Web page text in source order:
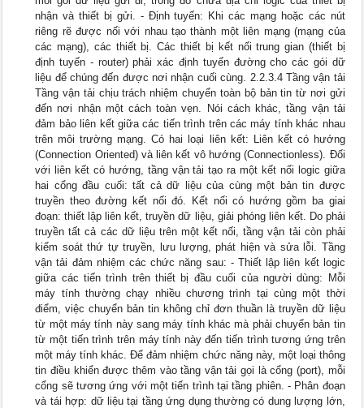
nhận và thiết bị gửi. - Định tuyến: Khi các mạng hoặc các nút
riêng rẽ được nối với nhau tạo thành một liên mạng (mạng của
các mạng), các thiết bị. Các thiết bị kết nối trung gian (thiết bị
định tuyến - router) phải xác định tuyến đường cho các gói dữ
liệu để chúng đến được nơi nhận cuối cùng. 2.2.3.4 Tầng vận tải
Tầng vận tải chịu trách nhiệm chuyển toàn bộ bản tin từ nơi gửi
đến nơi nhận một cách toàn vẹn. Nói cách khác, tầng vận tải
đảm bảo liên kết giữa các tiến trình trên các máy tính khác nhau
trên môi trường mạng. Có hai loại liên kết: Liên kết có hướng
(Connection Oriented) và liên kết vô hướng (Connectionless). Đối
với liên kết có hướng, tầng vận tải tạo ra một kết nối logic giữa
hai cổng đầu cuối: tất cả dữ liệu của cùng một bản tin được
truyền theo đường kết nối đó. Kết nối có hướng gồm ba giai
đoạn: thiết lập liên kết, truyền dữ liệu, giải phóng liên kết. Do phải
truyền tất cả các dữ liệu trên một kết nối, tầng vận tải còn phải
kiểm soát thứ tự truyền, lưu lượng, phát hiện và sửa lỗi. Tầng
vận tải đảm nhiệm các chức năng sau: - Thiết lập liên kết logic
giữa các tiến trình trên thiết bị đầu cuối của người dùng: Mỗi
máy tính thường chạy nhiều chương trình tại cùng một thời
điểm, việc chuyển bản tin không chỉ đơn thuần là truyền dữ liệu
từ một máy tính này sang máy tính khác mà phải chuyển bản tin
từ một tiến trình trên máy tính này đến tiến trình tương ứng trên
một máy tính khác. Để đảm nhiệm chức năng này, một loại thông
tin điều khiển được thêm vào tầng vận tải gọi là cổng (port), mỗi
cổng sẽ tương ứng với một tiến trình tại tầng phiên. - Phân đoạn
và tái hợp: dữ liệu tại tầng ứng dụng thường có dung lượng lớn,